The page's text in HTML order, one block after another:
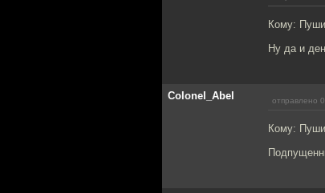
Кому:
Ну да и
Colonel_Abel отправлено
Кому: